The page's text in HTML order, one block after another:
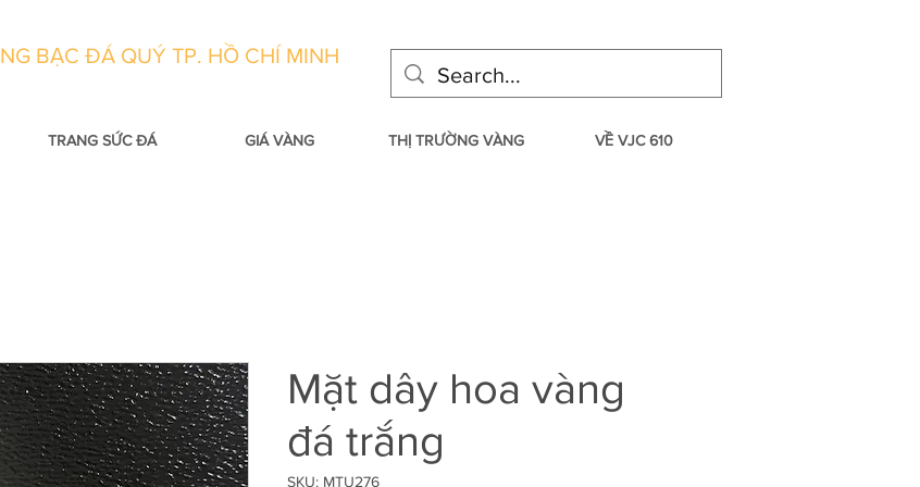
BẠC ĐÁ QUÝ TP. HỒ CHÍ MINH
TRANG SỨC ĐÁ GIÁ VÀNG THỊ TRƯỜNG VÀNG VỀ VJC 610
Mặt dây hoa vàng
đá trắng
SKU: MTU276